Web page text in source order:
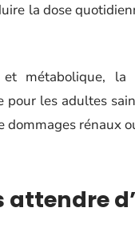
la dose
métabolique,
pour les adultes
dommages rénaux
attendre